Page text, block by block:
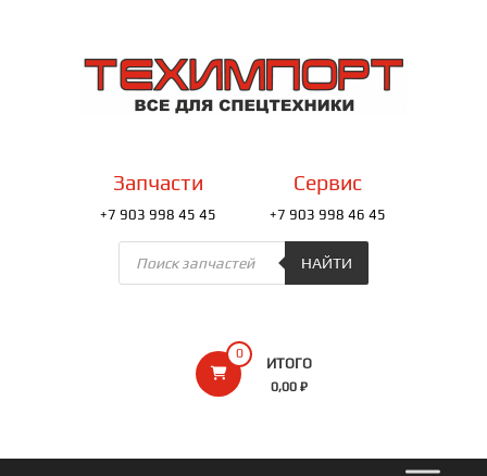
содержимомуТЕХИМПОРТ
Всё
0
ИТОГО
0,00 ₽
Запчасти
+7 903 998 45 45
Сервис
+7 903 998 46 45
Поиск
товаров
НАЙТИ